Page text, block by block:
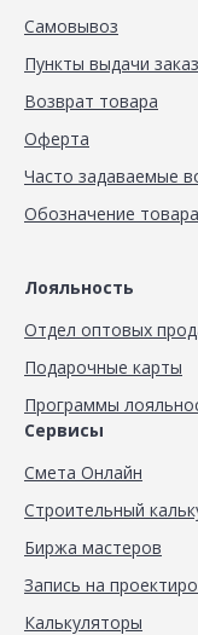
Самовывоз
Пункты выдачи
Возврат товара
Оферта
Часто задаваемые
Обозначение товара
Лояльность
Отдел оптовых
Подарочные карты
Программы
Сервисы
Смета Онлайн
Строительный
Биржа мастеров
Запись на
Калькуляторы